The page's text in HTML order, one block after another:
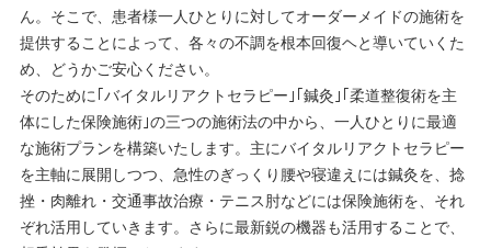
ん。そこで、患者様一人ひとりに対してオーダーメイドの施術を
提供することによって、各々の不調を根本回復ヘと導いていくた
め、どうかご安心ください。
そのために｢バイタルリアクトセラピー｣｢鍼灸｣｢柔道整復術を主
体にした保険施術｣の三つの施術法の中から、一人ひとりに最適
な施術プランを構築いたします。主にバイタルリアクトセラピー
を主軸に展開しつつ、急性のぎっくり腰や寝違えには鍼灸を、捻
挫・肉離れ・交通事故治療・テニス肘などには保険施術を、それ
ぞれ活用していきます。さらに最新鋭の機器も活用することで、